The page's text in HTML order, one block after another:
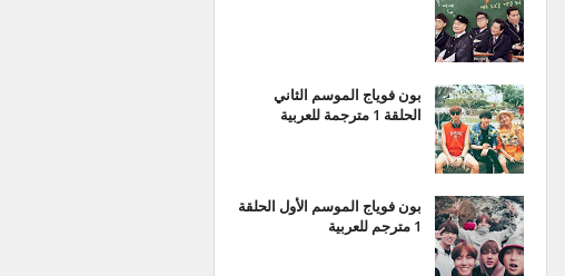
بون فوياج الموسم الثاني
الحلقة 1 مترجمة للعربية
بون فوياج الموسم الأول الحلقة
1 مترجم للعربية